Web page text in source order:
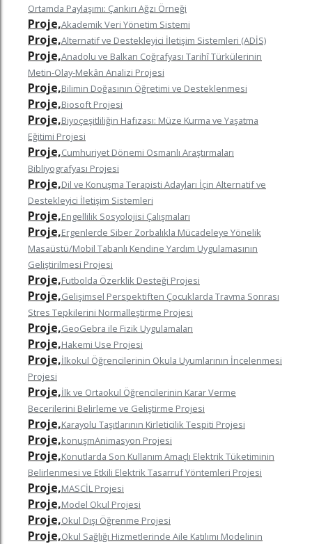
Ortamda Paylaşımı: Çankırı Ağzı Örneği
Proje,Akademik Veri Yönetim Sistemi
Proje,Alternatif ve Destekleyici İletişim Sistemleri (ADİS)
Proje,Anadolu ve Balkan Coğrafyası Tarihî Türkülerinin
Metin-Olay-Mekân Analizi Projesi
Proje,Bilimin Doğasının Öğretimi ve Desteklenmesi
Proje,Biosoft Projesi
Proje,Biyoçeşitliliğin Hafızası: Müze Kurma ve Yaşatma
Eğitimi Projesi
Proje,Cumhuriyet Dönemi Osmanlı Araştırmaları
Bibliyografyası Projesi
Proje,Dil ve Konuşma Terapisti Adayları İçin Alternatif ve
Destekleyici İletişim Sistemleri
Proje,Engellilik Sosyolojisi Çalışmaları
Proje,Ergenlerde Siber Zorbalıkla Mücadeleye Yönelik
Masaüstü/Mobil Tabanlı Kendine Yardım Uygulamasının
Geliştirilmesi Projesi
Proje,Futbolda Özerklik Desteği Projesi
Proje,Gelişimsel Perspektiften Çocuklarda Travma Sonrası
Stres Tepkilerini Normalleştirme Projesi
Proje,GeoGebra ile Fizik Uygulamaları
Proje,Hakemi Use Projesi
Proje,İlkokul Öğrencilerinin Okula Uyumlarının İncelenmesi
Projesi
Proje,İlk ve Ortaokul Öğrencilerinin Karar Verme
Becerilerini Belirleme ve Geliştirme Projesi
Proje,Karayolu Taşıtlarının Kirleticilik Tespiti Projesi
Proje,konuşmAnimasyon Projesi
Proje,Konutlarda Son Kullanım Amaçlı Elektrik Tüketiminin
Belirlenmesi ve Etkili Elektrik Tasarruf Yöntemleri Projesi
Proje,MASCİL Projesi
Proje,Model Okul Projesi
Proje,Okul Dışı Öğrenme Projesi
Proje,Okul Sağlığı Hizmetlerinde Aile Katılımı Modelinin